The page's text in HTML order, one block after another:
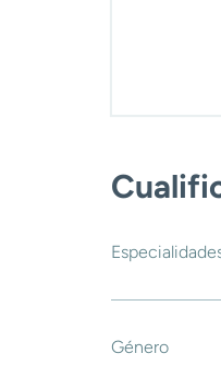
Género